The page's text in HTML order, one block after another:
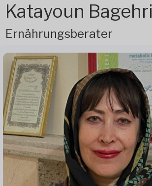
Katayoun Bagehri
Ernährungsberater